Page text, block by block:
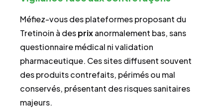
Méfiez-vous des plateformes proposant du
Tretinoin à desprixanormalement bas, sans
questionnaire médical ni validation
pharmaceutique. Ces sites diffusent souvent
des produits contrefaits, périmés ou mal
conservés, présentant des risques sanitaires
majeurs.